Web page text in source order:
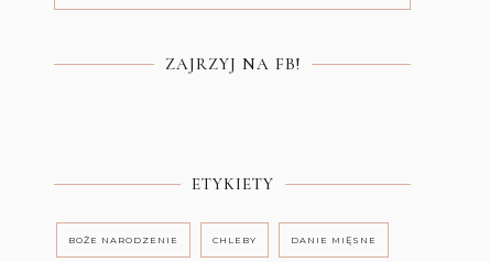
ZAJRZYJ NA FB!
ETYKIETY
BOŻE NARODZENIE CHLEBY DANIE MIĘSNE